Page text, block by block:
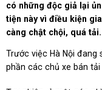
có những độc giả lại
tiện này vì điều kiện
càng chật chội, quá tải.
Trước việc Hà Nội
phần các chủ xe bán